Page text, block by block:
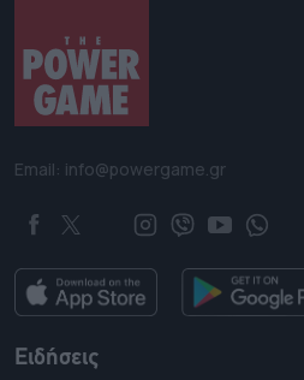
Email: info@powergame.gr
Ειδήσεις